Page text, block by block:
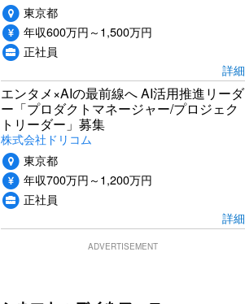
東京都
年収600万円～1,500万円
正社員
詳細
エンタメ×AIの最前線へ AI活用推進リーダ
ー「プロダクトマネージャー/プロジェク
トリーダー」募集
株式会社ドリコム
東京都
年収700万円～1,200万円
正社員
詳細
ADVERTISEMENT